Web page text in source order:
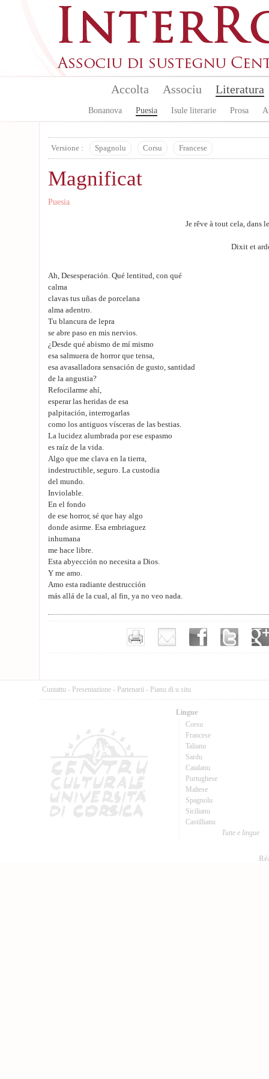
Accolta Associu Literatura
Bonanova Puesia Isule literarie Prosa
Versione : Spagnolu Corsu Francese
Magnificat
Puesia
Je rêve à tout cela,
Dixit et
Ah, Desesperación. Qué lentitud, con qué
calma
clavas tus uñas de porcelana
alma adentro.
Tu blancura de lepra
se abre paso en mis nervios.
¿Desde qué abismo de mí mismo
esa salmuera de horror que tensa,
esa avasalladora sensación de gusto, santidad
de la angustia?
Refocilarme ahí,
esperar las heridas de esa
palpitación, interrogarlas
como los antiguos vísceras de las bestias.
La lucidez alumbrada por ese espasmo
es raíz de la vida.
Algo que me clava en la tierra,
indestructible, seguro. La custodia
del mundo.
Inviolable.
En el fondo
de ese horror, sé que hay algo
donde asirme. Esa embriaguez
inhumana
me hace libre.
Esta abyección no necesita a Dios.
Y me amo.
Amo esta radiante destrucción
más allá de la cual, al fin, ya no veo nada.
Cuntattu - Presentazione - Partenarii - Pianu di u situ
Lingue
Corsu
Francese
Talianu
Sardu
Catalanu
Purtughese
Maltese
Spagnolu
Sicilianu
Castillianu
Tutte e lingue